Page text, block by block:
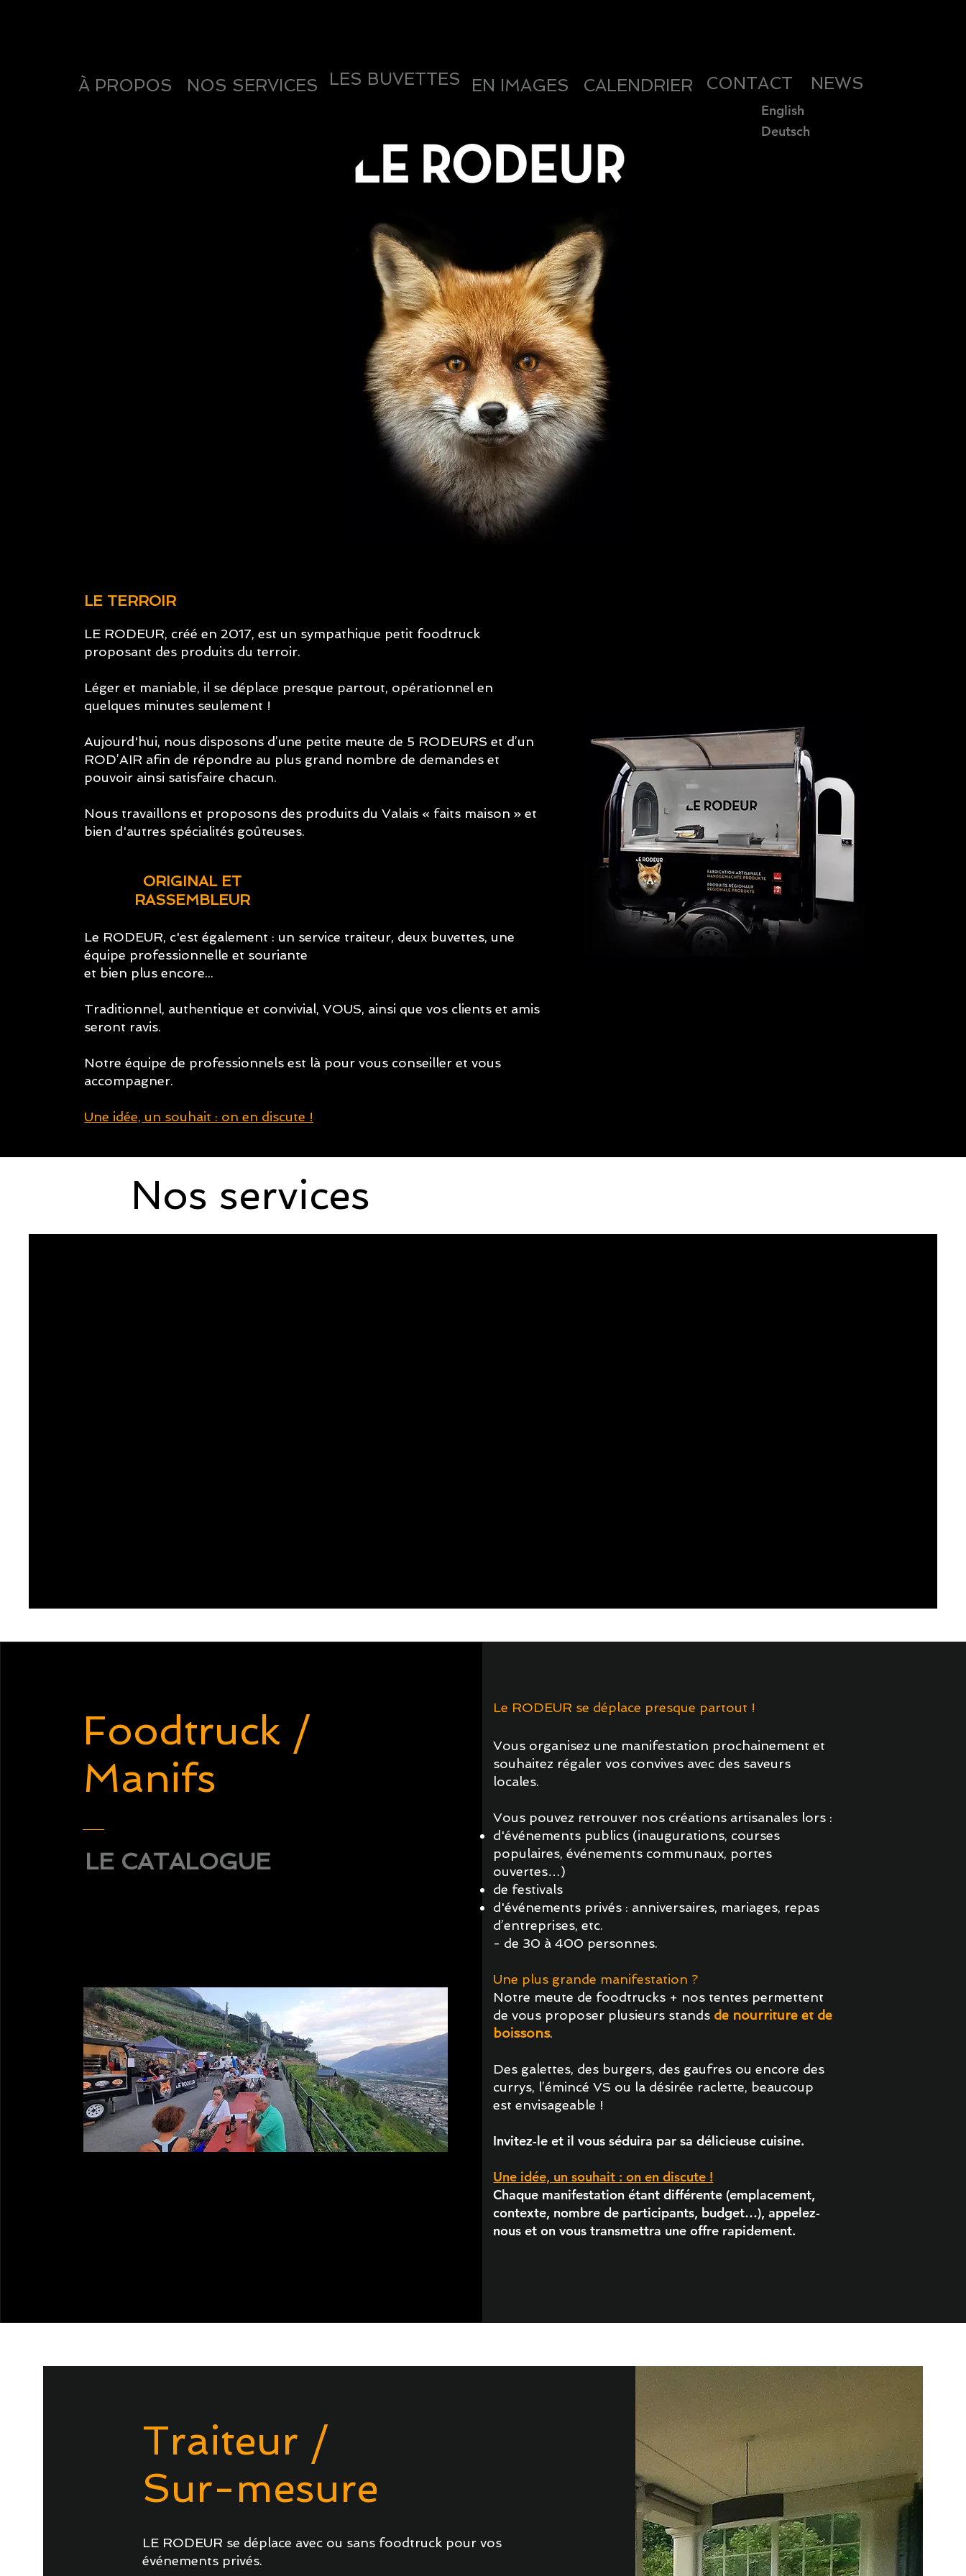
À PROPOS NOS SERVICES LES BUVETTES EN IMAGES CALENDRIER CONTACT NEWS
English
Deutsch
LE TERROIR
LE RODEUR, créé en 2017, est un sympathique petit foodtruck
proposant des produits du terroir.
Léger et maniable, il se déplace presque partout, opérationnel en
quelques minutes seulement !
​Aujourd'hui, nous disposons d’une petite meute de 5 RODEURS et d’un
ROD’AIR afin de répondre au plus grand nombre de demandes et
pouvoir ainsi satisfaire chacun.
​​Nous travaillons et proposons des produits du Valais « faits maison » et
bien d'autres spécialités goûteuses.
ORIGINAL ET
RASSEMBLEUR
Le RODEUR, c'est également : un service traiteur, deux buvettes, une
équipe professionnelle et souriante
et bien plus encore...​
Traditionnel, authentique et convivial, VOUS, ainsi que vos clients et amis
seront ravis.​
Notre équipe de professionnels est là pour vous conseiller et vous
accompagner.
Une idée, un souhait : on en discute !
Nos services
Foodtruck /
Manifs
LE CATALOGUE
Le RODEUR se déplace presque partout ! ​​
Vous organisez une manifestation prochainement et
souhaitez régaler vos convives avec des saveurs
locales.​
Vous pouvez retrouver nos créations artisanales lors :​
d'événements publics (inaugurations, courses
populaires, événements communaux, portes
ouvertes…)​
de festivals​
d'événements privés : anniversaires, mariages, repas
d’entreprises, etc.
- de 30 à 400 personnes.​​
Une plus grande manifestation ?
Notre meute de foodtrucks + nos tentes permettent
de vous proposer plusieurs stands de nourriture et de
boissons. ​
Des galettes, des burgers, des gaufres ou encore des
currys, l’émincé VS ou la désirée raclette, beaucoup
est envisageable ! ​
Invitez-le et il vous séduira par sa délicieuse cuisine.​
Une idée, un souhait : on en discute !
Chaque manifestation étant différente (emplacement,
contexte, nombre de participants, budget…), appelez-
nous et on vous transmettra une offre rapidement.​
Traiteur /
Sur-mesure
LE RODEUR se déplace avec ou sans foodtruck pour vos
événements privés. ​​